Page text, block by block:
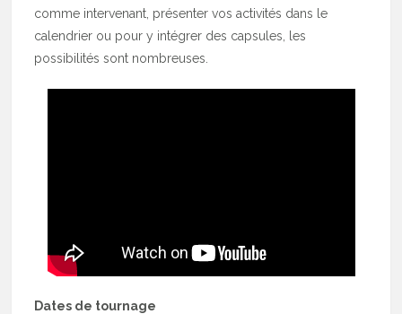
comme intervenant, présenter vos activités dans le
calendrier ou pour y intégrer des capsules, les
possibilités sont nombreuses.
Dates de tournage